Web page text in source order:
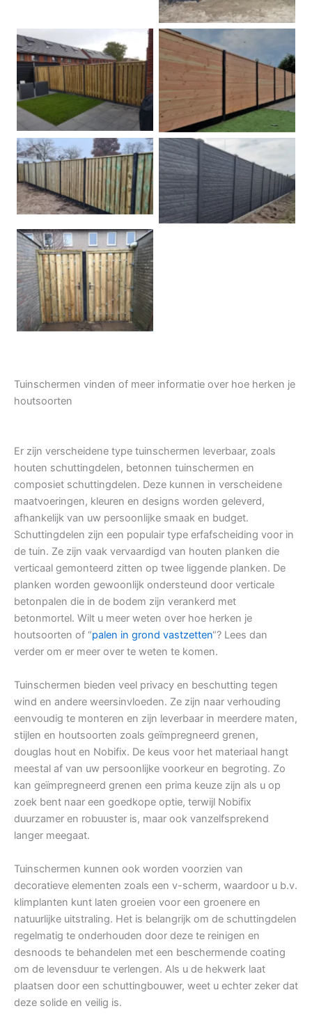
Betonpalen schutting Douglas
Hout beton schuttingen Rots motief antraciet
Tuindeur grenen
Tuinschermen vinden of meer informatie over hoe herken je
houtsoorten
Er zijn verscheidene type tuinschermen leverbaar, zoals
houten schuttingdelen, betonnen tuinschermen en
composiet schuttingdelen. Deze kunnen in verscheidene
maatvoeringen, kleuren en designs worden geleverd,
afhankelijk van uw persoonlijke smaak en budget.
Schuttingdelen zijn een populair type erfafscheiding voor in
de tuin. Ze zijn vaak vervaardigd van houten planken die
verticaal gemonteerd zitten op twee liggende planken. De
planken worden gewoonlijk ondersteund door verticale
betonpalen die in de bodem zijn verankerd met
betonmortel. Wilt u meer weten over hoe herken je
houtsoorten of “palen in grond vastzetten“? Lees dan
verder om er meer over te weten te komen.
Tuinschermen bieden veel privacy en beschutting tegen
wind en andere weersinvloeden. Ze zijn naar verhouding
eenvoudig te monteren en zijn leverbaar in meerdere maten,
stijlen en houtsoorten zoals geïmpregneerd grenen,
douglas hout en Nobifix. De keus voor het materiaal hangt
meestal af van uw persoonlijke voorkeur en begroting. Zo
kan geïmpregneerd grenen een prima keuze zijn als u op
zoek bent naar een goedkope optie, terwijl Nobifix
duurzamer en robuuster is, maar ook vanzelfsprekend
langer meegaat.
Tuinschermen kunnen ook worden voorzien van
decoratieve elementen zoals een v-scherm, waardoor u b.v.
klimplanten kunt laten groeien voor een groenere en
natuurlijke uitstraling. Het is belangrijk om de schuttingdelen
regelmatig te onderhouden door deze te reinigen en
desnoods te behandelen met een beschermende coating
om de levensduur te verlengen. Als u de hekwerk laat
plaatsen door een schuttingbouwer, weet u echter zeker dat
deze solide en veilig is.